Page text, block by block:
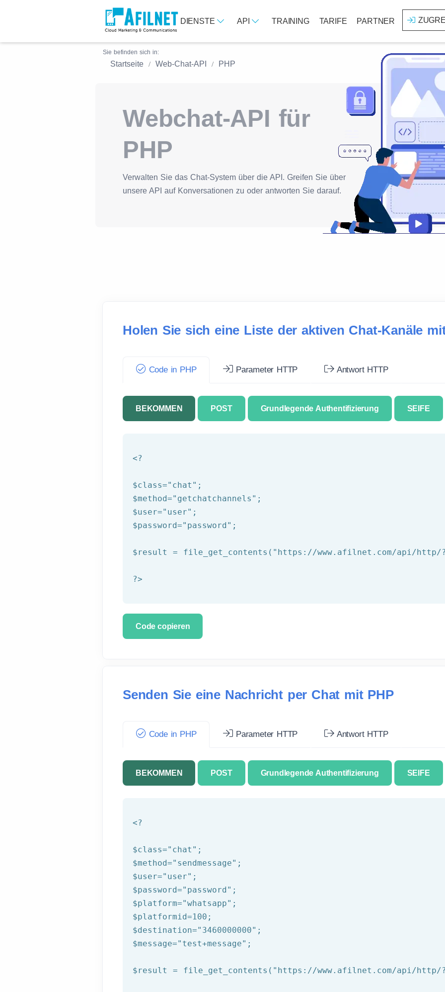
DIENSTE API TRAINING TARIFE PARTNER
Sie befinden sich in:
Startseite Web-Chat-API PHP
Webchat-API für
PHP
Verwalten Sie das Chat-System über die API. Greifen Sie über
unsere API auf Konversationen zu oder antworten Sie darauf.
Holen Sie sich eine Liste der aktiven Chat-Kanäle
Code in PHP Parameter HTTP Antwort HTTP
BEKOMMEN POST Grundlegende Authentifizierung SEIFE
<?
$class="chat"
$method="getchatchannels"
$user="user"
$password="password" ;
$result = file_get_contents( "https://www.afilnet.com/api/http/
?>
Code copieren
Senden Sie eine Nachricht per Chat mit PHP
Code in PHP Parameter HTTP Antwort HTTP
BEKOMMEN POST Grundlegende Authentifizierung SEIFE
<?
$class="chat"
$method="sendmessage"
$user="user"
$password="password"
$platform="whatsapp"
$platformid=100
$destination="3460000000"
$message="test+message" ;
$result = file_get_contents( "https://www.afilnet.com/api/http/